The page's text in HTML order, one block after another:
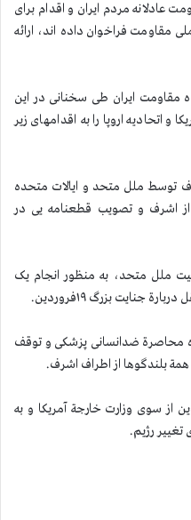
عادلانه مردم ایران و اقدام برای
مقاومت فراخوان داده اند، ارائه
مقاومت ایران طی سخنانی در این
اتحادیه اروپا را به اقدامهای زیر
توسط ملل متحد و ایالات متحده
اشرف و تصویب قطعنامه یی در
ملل متحد، به منظور انجام یک
بزرگ ۱۹فروردین.
محاصرة ضد‌انسانی پزشکی و توقف
بلندگوها از اطراف اشرف.
از سوی وزارت خارجة آمریکا و به
رژیم.